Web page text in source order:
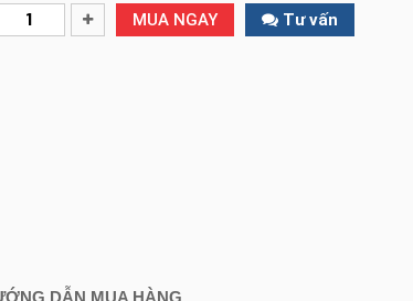
MUA NGAY Tư vấn